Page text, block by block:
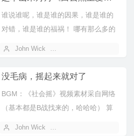
谁说谁呢，谁是谁的因果，谁是谁的
对错，谁是谁的福祸！ 哪有那么多的
John Wick
没毛病，摇起来就对了
BGM：《社会摇》视频素材采自网络
（基本都是B战找来的，哈哈哈） 算
John Wick